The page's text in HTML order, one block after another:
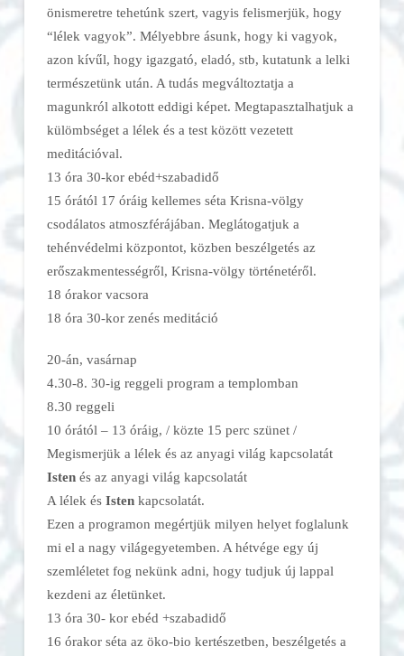
önismeretre tehetúnk szert, vagyis felismerjük, hogy
“lélek vagyok”. Mélyebbre ásunk, hogy ki vagyok,
azon kívűl, hogy igazgató, eladó, stb, kutatunk a lelki
természetünk után. A tudás megváltoztatja a
magunkról alkotott eddigi képet. Megtapasztalhatjuk a
külömbséget a lélek és a test között vezetett
meditációval.
13 óra 30-kor ebéd+szabadidő
15 órától 17 óráig kellemes séta Krisna-völgy
csodálatos atmoszférájában. Meglátogatjuk a
tehénvédelmi központot, közben beszélgetés az
erőszakmentességről, Krisna-völgy történetéről.
18 órakor vacsora
18 óra 30-kor zenés meditáció
20-án, vasárnap
4.30-8. 30-ig reggeli program a templomban
8.30 reggeli
10 órától – 13 óráig, / közte 15 perc szünet /
Megismerjük a lélek és az anyagi világ kapcsolatát
Istenés az anyagi világ kapcsolatát
A lélek és Istenkapcsolatát.
Ezen a programon megértjük milyen helyet foglalunk
mi el a nagy világegyetemben. A hétvége egy új
szemléletet fog nekünk adni, hogy tudjuk új lappal
kezdeni az életünket.
13 óra 30- kor ebéd +szabadidő
16 órakor séta az öko-bio kertészetben, beszélgetés a